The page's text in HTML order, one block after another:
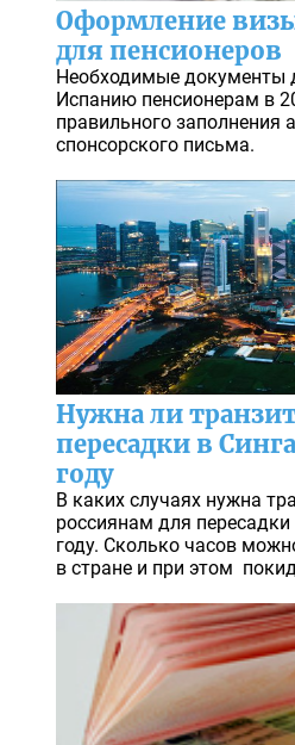
Оформление
для пенсионеров
Необходимые документы
Испанию пенсионерам в
правильного заполнения
спонсорского письма.
Нужна ли
пересадки в
году
В каких случаях нужна
россиянам для
году. Сколько часов
в стране и при этом